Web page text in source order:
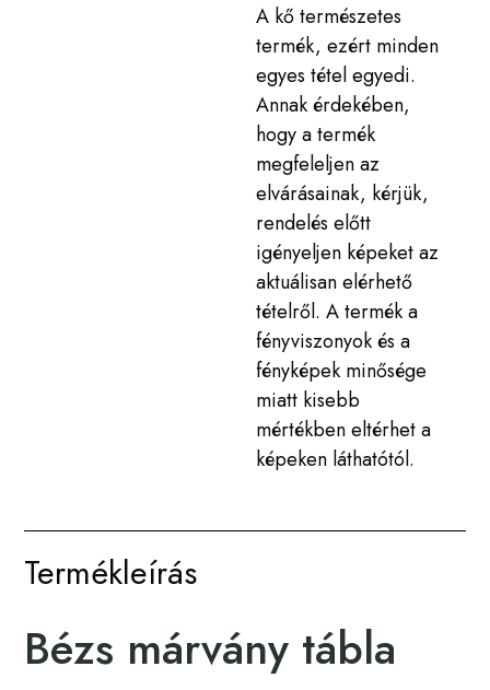
A kő természetes
termék, ezért minden
egyes tétel egyedi.
Annak érdekében,
hogy a termék
megfeleljen az
elvárásainak, kérjük,
rendelés előtt
igényeljen képeket az
aktuálisan elérhető
tételről. A termék a
fényviszonyok és a
fényképek minősége
miatt kisebb
mértékben eltérhet a
képeken láthatótól.
Termékleírás
Bézs márvány tábla